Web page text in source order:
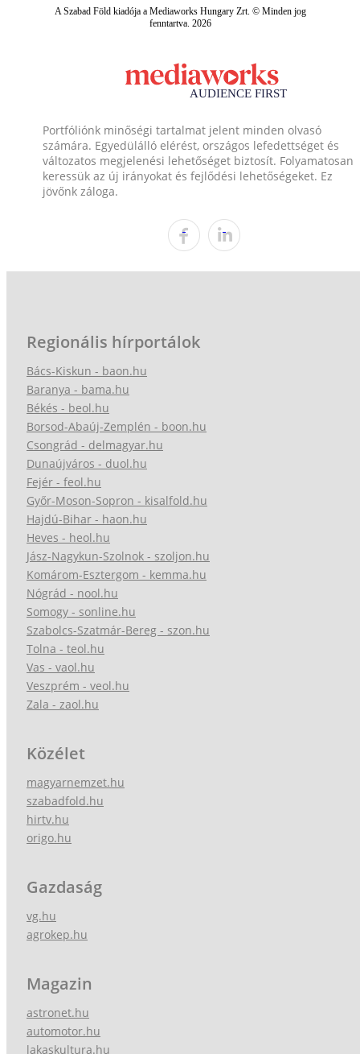
A Szabad Föld kiadója a Mediaworks Hungary Zrt. © Minden jog
fenntartva. 2026
Portfóliónk minőségi tartalmat jelent minden olvasó
számára. Egyedülálló elérést, országos lefedettséget és
változatos megjelenési lehetőséget biztosít. Folyamatosan
keressük az új irányokat és fejlődési lehetőségeket. Ez
jövőnk záloga.
Regionális hírportálok
Bács-Kiskun - baon.hu
Baranya - bama.hu
Békés - beol.hu
Borsod-Abaúj-Zemplén - boon.hu
Csongrád - delmagyar.hu
Dunaújváros - duol.hu
Fejér - feol.hu
Győr-Moson-Sopron - kisalfold.hu
Hajdú-Bihar - haon.hu
Heves - heol.hu
Jász-Nagykun-Szolnok - szoljon.hu
Komárom-Esztergom - kemma.hu
Nógrád - nool.hu
Somogy - sonline.hu
Szabolcs-Szatmár-Bereg - szon.hu
Tolna - teol.hu
Vas - vaol.hu
Veszprém - veol.hu
Zala - zaol.hu
Közélet
magyarnemzet.hu
szabadfold.hu
hirtv.hu
origo.hu
Gazdaság
vg.hu
agrokep.hu
Magazin
astronet.hu
automotor.hu
lakaskultura.hu